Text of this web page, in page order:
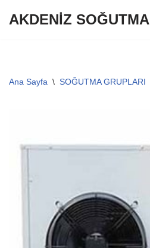
AKDENİZ SOĞUTMA
Ana Sayfa \ SOĞUTMA GRUPLARI